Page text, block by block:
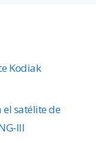
Kodiak
satélite de
III